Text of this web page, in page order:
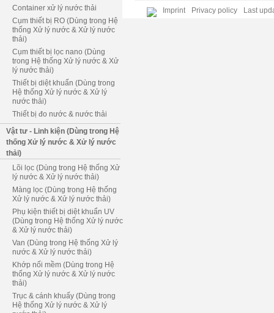
Container xử lý nước thải
Cụm thiết bị RO (Dùng trong Hệ
thống Xử lý nước & Xử lý nước
thải)
Cụm thiết bị lọc nano (Dùng
trong Hệ thống Xử lý nước & Xử
lý nước thải)
Thiết bị diệt khuẩn (Dùng trong
Hệ thống Xử lý nước & Xử lý
nước thải)
Thiết bị đo nước & nước thải
Vật tư - Linh kiện (Dùng trong Hệ
thống Xử lý nước & Xử lý nước
thải)
Lõi lọc (Dùng trong Hệ thống Xử
lý nước & Xử lý nước thải)
Màng lọc (Dùng trong Hệ thống
Xử lý nước & Xử lý nước thải)
Phụ kiện thiết bị diệt khuẩn UV
(Dùng trong Hệ thống Xử lý nước
& Xử lý nước thải)
Van (Dùng trong Hệ thống Xử lý
nước & Xử lý nước thải)
Khớp nối mềm (Dùng trong Hệ
thống Xử lý nước & Xử lý nước
thải)
Trục & cánh khuấy (Dùng trong
Hệ thống Xử lý nước & Xử lý
Imprint Privacy policy Last